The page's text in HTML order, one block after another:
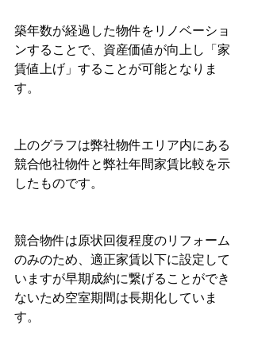
築年数が経過した物件をリノベーショ
ンすることで、資産価値が向上し「家
賃値上げ」することが可能となりま
す。
上のグラフは弊社物件エリア内にある
競合他社物件と弊社年間家賃比較を示
したものです。
競合物件は原状回復程度のリフォーム
のみのため、適正家賃以下に設定して
いますが早期成約に繋げることができ
ないため空室期間は長期化していま
す。